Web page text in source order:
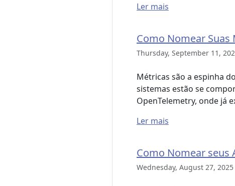
Ler mais
Como Nomear Suas
Thursday, September 11,
Métricas são a espinha
sistemas estão se
OpenTelemetry, onde já
Ler mais
Como Nomear seus
Wednesday, August 27,